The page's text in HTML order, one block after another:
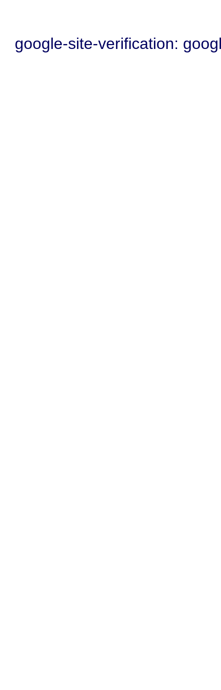
google-site-verification: